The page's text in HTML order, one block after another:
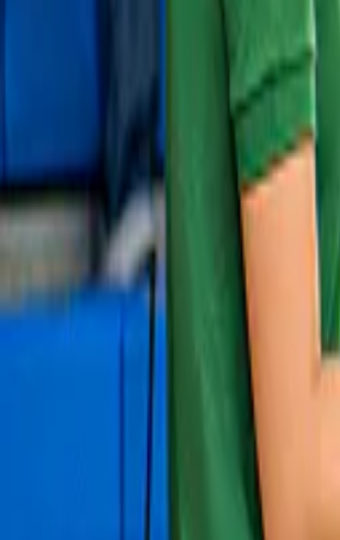
JR Pass: Kansai mit Hiroshima oder
17.000 ¥
Kostenlose Stornierung
Slide 1 of 1, Ferry on Hiroshima Bay with
Hiroshima Tourist Pass sign in foreground.
Hiroshima Tourist Pass für 1 Tag, 2 Tage
Hiroshima & Miyajima Tagesausflug